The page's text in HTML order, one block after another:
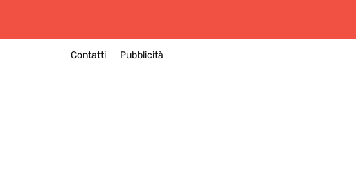
Contatti Pubblicità